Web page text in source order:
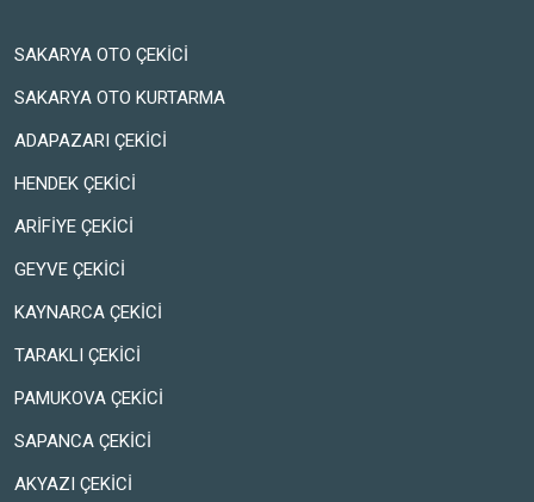
SAKARYA OTO ÇEKİCİ
SAKARYA OTO KURTARMA
ADAPAZARI ÇEKİCİ
HENDEK ÇEKİCİ
ARİFİYE ÇEKİCİ
GEYVE ÇEKİCİ
KAYNARCA ÇEKİCİ
TARAKLI ÇEKİCİ
PAMUKOVA ÇEKİCİ
SAPANCA ÇEKİCİ
AKYAZI ÇEKİCİ